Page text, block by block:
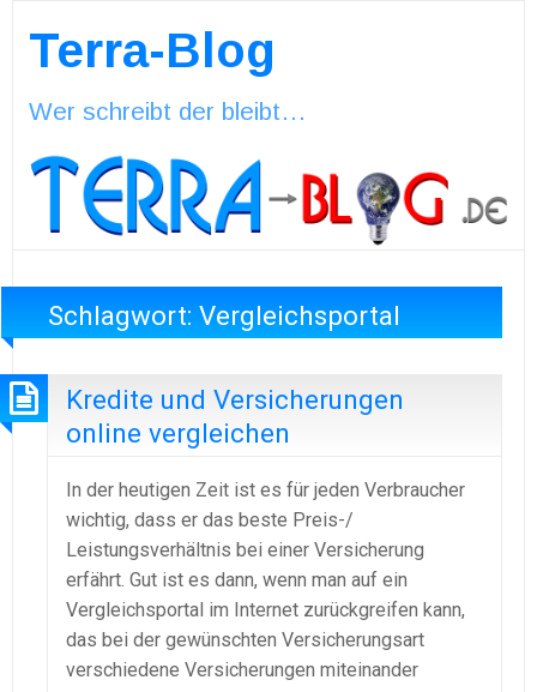
Terra-Blog
Wer schreibt der bleibt…
Schlagwort:Vergleichsportal
Kredite und Versicherungen
online vergleichen
In der heutigen Zeit ist es für jeden Verbraucher
wichtig, dass er das beste Preis-/
Leistungsverhältnis bei einer Versicherung
erfährt. Gut ist es dann, wenn man auf ein
Vergleichsportal im Internet zurückgreifen kann,
das bei der gewünschten Versicherungsart
verschiedene Versicherungen miteinander